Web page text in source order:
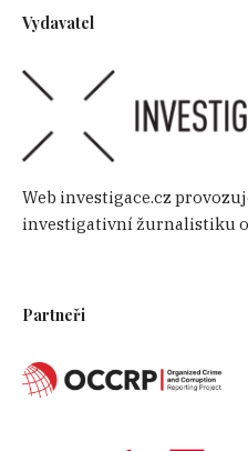
Vydavatel
Web investigace.cz
investigativní žurnalistiku
Partneři